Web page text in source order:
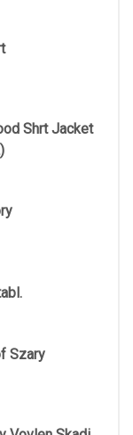
Shrt Jacket
Szary